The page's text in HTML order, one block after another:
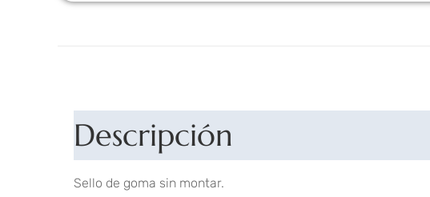
Descripción
Sello de goma sin montar.